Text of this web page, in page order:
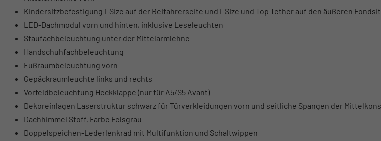
Kindersitzbefestigung i-Size auf der Beifahrerseite und i-Size und Top Tether auf den äußeren
LED-Dachmodul vorn und hinten, inklusive Leseleuchten
Staufachbeleuchtung unter der Mittelarmlehne
Handschuhfachbeleuchtung
Fußraumbeleuchtung vorn
Gepäckraumleuchte links und rechts
Vorfeldbeleuchtung Heckklappe (nur für A5/S5 Avant)
Dekoreinlagen Laserstruktur schwarz für Türverkleidungen vorn und seitliche Spangen der
Dachhimmel Stoff, Farbe Felsgrau
Doppelspeichen-Lederlenkrad mit Multifunktion und Schaltwippen